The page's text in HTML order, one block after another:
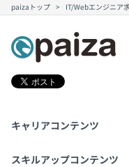
paizaトップ IT/Webエンジニア
キャリアコンテンツ
転職・キャリア
スキルアップコンテンツ